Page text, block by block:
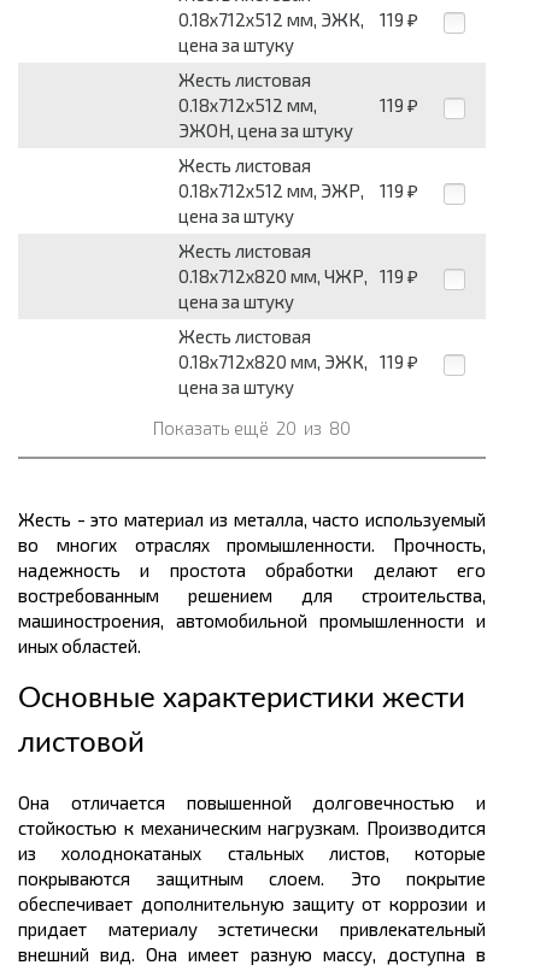
0.18х712х512 мм, ЭЖК,
цена за штуку
119 ₽
Жесть листовая
0.18х712х512 мм,
ЭЖОН, цена за штуку
119 ₽
Жесть листовая
0.18х712х512 мм, ЭЖР,
цена за штуку
119 ₽
Жесть листовая
0.18х712х820 мм, ЧЖР,
цена за штуку
119 ₽
Жесть листовая
0.18х712х820 мм, ЭЖК,
цена за штуку
119 ₽
Показать ещё 20 из 80
Жесть - это материал из металла, часто используемый
во многих отраслях промышленности. Прочность,
надежность и простота обработки делают его
востребованным решением для строительства,
машиностроения, автомобильной промышленности и
иных областей.
Основные характеристики жести
листовой
Она отличается повышенной долговечностью и
стойкостью к механическим нагрузкам. Производится
из холоднокатаных стальных листов, которые
покрываются защитным слоем. Это покрытие
обеспечивает дополнительную защиту от коррозии и
придает материалу эстетически привлекательный
внешний вид. Она имеет разную массу, доступна в